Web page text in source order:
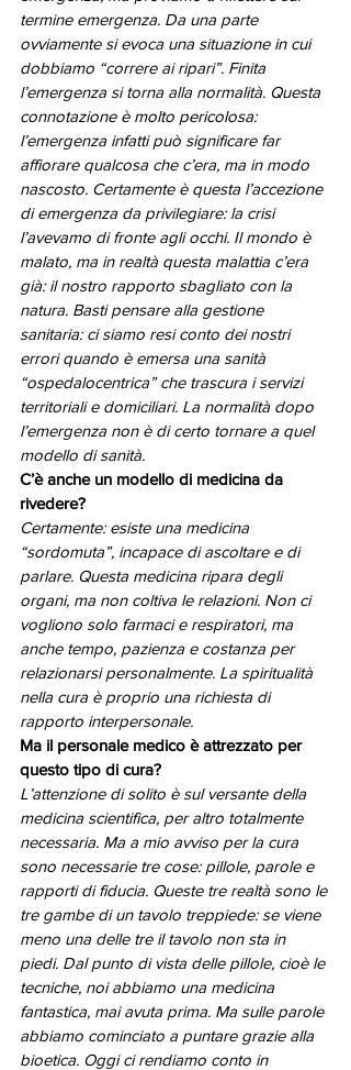
termine emergenza. Da una parte
ovviamente si evoca una situazione in cui
dobbiamo “correre ai ripari”. Finita
l’emergenza si torna alla normalità. Questa
connotazione è molto pericolosa:
l’emergenza infatti può significare far
affiorare qualcosa che c’era, ma in modo
nascosto. Certamente è questa l’accezione
di emergenza da privilegiare: la crisi
l’avevamo di fronte agli occhi. Il mondo è
malato, ma in realtà questa malattia c’era
già: il nostro rapporto sbagliato con la
natura. Basti pensare alla gestione
sanitaria: ci siamo resi conto dei nostri
errori quando è emersa una sanità
“ospedalocentrica” che trascura i servizi
territoriali e domiciliari. La normalità dopo
l’emergenza non è di certo tornare a quel
modello di sanità.
C’è anche un modello di medicina da
rivedere?
Certamente: esiste una medicina
“sordomuta”, incapace di ascoltare e di
parlare. Questa medicina ripara degli
organi, ma non coltiva le relazioni. Non ci
vogliono solo farmaci e respiratori, ma
anche tempo, pazienza e costanza per
relazionarsi personalmente. La spiritualità
nella cura è proprio una richiesta di
rapporto interpersonale.
Ma il personale medico è attrezzato per
questo tipo di cura?
L’attenzione di solito è sul versante della
medicina scientifica, per altro totalmente
necessaria. Ma a mio avviso per la cura
sono necessarie tre cose: pillole, parole e
rapporti di fiducia. Queste tre realtà sono le
tre gambe di un tavolo treppiede: se viene
meno una delle tre il tavolo non sta in
piedi. Dal punto di vista delle pillole, cioè le
tecniche, noi abbiamo una medicina
fantastica, mai avuta prima. Ma sulle parole
abbiamo cominciato a puntare grazie alla
bioetica. Oggi ci rendiamo conto in